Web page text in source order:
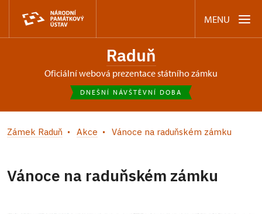
MENU
Raduň
oficiální webová prezentace státního zámku
DNEŠNÍ NÁVŠTĚVNÍ DOBA
Zámek Raduň Akce Vánoce na raduňském zámku
Vánoce na raduňském zámku